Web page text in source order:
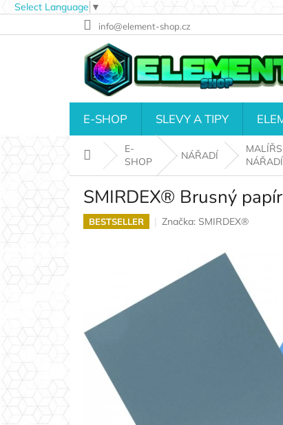
Select Language ▼
na
info@element-shop.cz
E-SHOP SLEVY A TIPY
Domů
E-
SHOP
NÁŘADÍ
NÁŘADÍ
SMIRDEX® Brusný
BESTSELLER Značka: SMIRDEX®